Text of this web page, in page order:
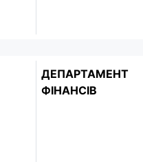
ДЕПАРТАМЕНТ
ФІНАНСІВ